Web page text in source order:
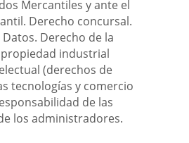
Mercantiles y ante el
Derecho concursal.
Derecho de la
industrial
(derechos de
tecnologías y comercio
de las
los administradores.